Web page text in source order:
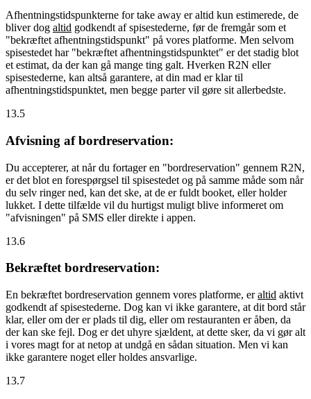
Afhentningstidspunkterne for take away er altid kun estimerede, de
bliver dog altid godkendt af spisestederne, før de fremgår som et
"bekræftet afhentningstidspunkt" på vores platforme. Men selvom
spisestedet har "bekræftet afhentningstidspunktet" er det stadig blot
et estimat, da der kan gå mange ting galt. Hverken R2N eller
spisestederne, kan altså garantere, at din mad er klar til
afhentningstidspunktet, men begge parter vil gøre sit allerbedste.
13.5
Afvisning af bordreservation:
Du accepterer, at når du fortager en "bordreservation" gennem R2N,
er det blot en forespørgsel til spisestedet og på samme måde som når
du selv ringer ned, kan det ske, at de er fuldt booket, eller holder
lukket. I dette tilfælde vil du hurtigst muligt blive informeret om
"afvisningen" på SMS eller direkte i appen.
13.6
Bekræftet bordreservation:
En bekræftet bordreservation gennem vores platforme, eraltid aktivt
godkendt af spisestederne. Dog kan vi ikke garantere, at dit bord står
klar, eller om der er plads til dig, eller om restauranten er åben, da
der kan ske fejl. Dog er det uhyre sjældent, at dette sker, da vi gør alt
i vores magt for at netop at undgå en sådan situation. Men vi kan
ikke garantere noget eller holdes ansvarlige.
13.7